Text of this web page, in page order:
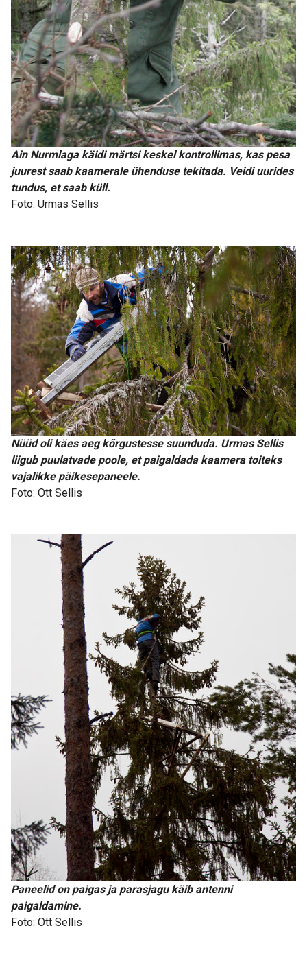
Ain Nurmlaga käidi märtsi keskel kontrollimas, kas pesa
juurest saab kaamerale ühenduse tekitada. Veidi uurides
tundus, et saab küll.
Foto: Urmas Sellis
Nüüd oli käes aeg kõrgustesse suunduda. Urmas Sellis
liigub puulatvade poole, et paigaldada kaamera toiteks
vajalikke päikesepaneele.
Foto: Ott Sellis
Paneelid on paigas ja parasjagu käib antenni
paigaldamine.
Foto: Ott Sellis